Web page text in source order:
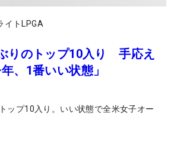
イトLPGA
りのトップ10入り 手応え
、1番いい状態」
ップ10入り。いい状態で全米女子オー